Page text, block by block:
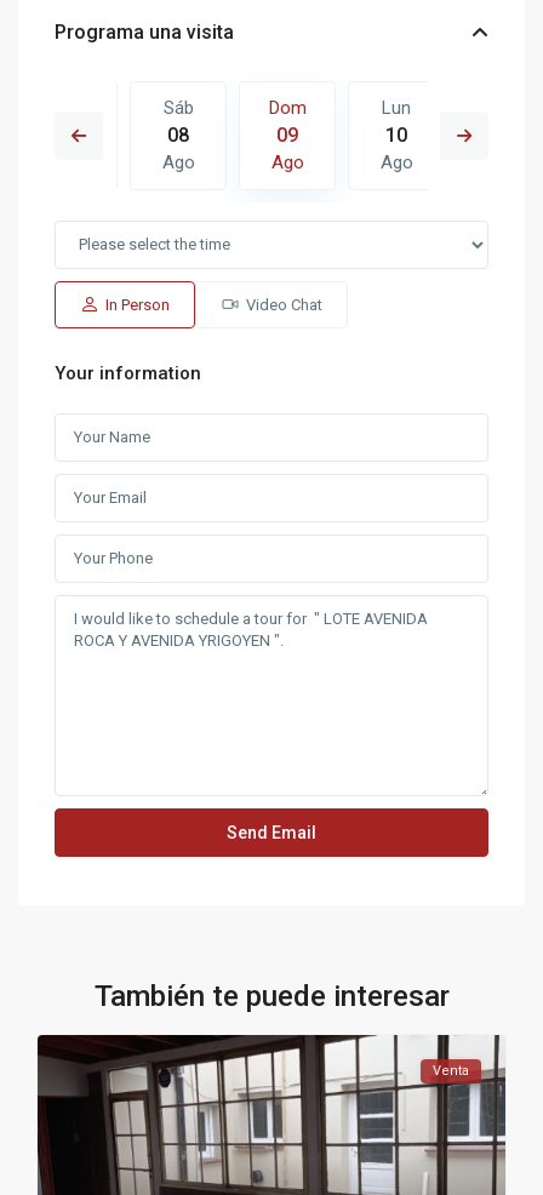
Programa una visita
17
Sáb
08
Ago
Dom
09
Ago
Lun
10
Ago
In Person Video Chat
Your information
También te puede interesar
Venta